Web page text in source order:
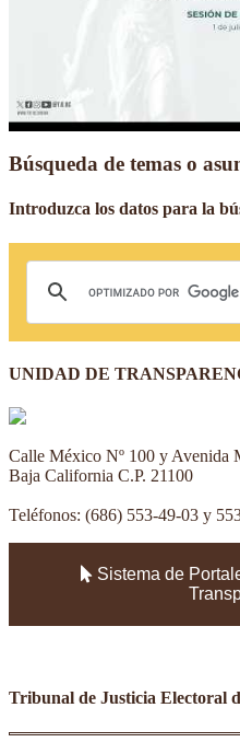
Búsqueda de temas o
Introduzca los datos para la
UNIDAD DE
Calle México Nº 100 y Avenida
Baja California C.P. 21100
Teléfonos: (686) 553-49-03 y
Sistema de
Tribunal de Justicia Electoral